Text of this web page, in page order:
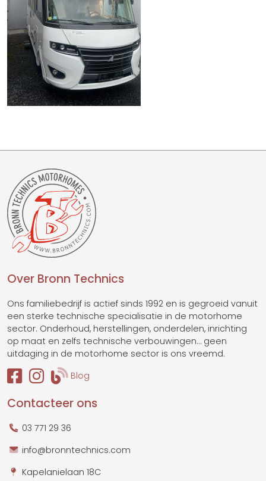
Over Bronn Technics
Ons familiebedrijf is actief sinds 1992 en is gegroeid vanuit
een sterke technische specialisatie in de motorhome
sector. Onderhoud, herstellingen, onderdelen, inrichting
op maat en zelfs technische verbouwingen… geen
uitdaging in de motorhome sector is ons vreemd.
Blog
Contacteer ons
03 771 29 36
info@bronntechnics.com
Kapelanielaan 18C